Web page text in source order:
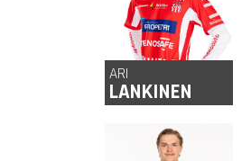
ARI
LANKINEN